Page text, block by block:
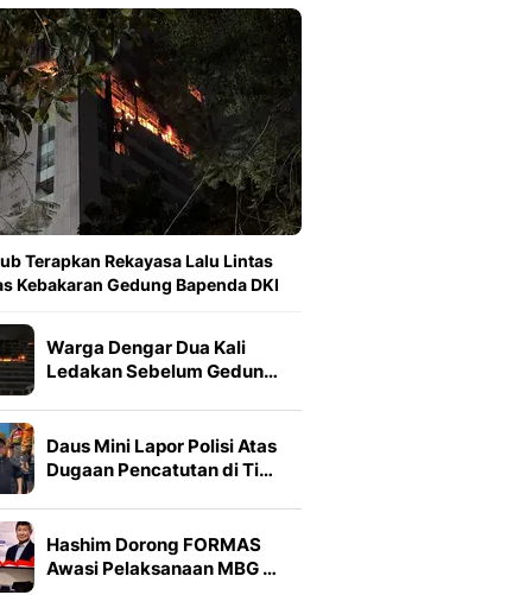
Terapkan Rekayasa Lalu Lintas
Kebakaran Gedung Bapenda DKI
Warga Dengar Dua Kali
Ledakan Sebelum Gedun…
Daus Mini Lapor Polisi Atas
Dugaan Pencatutan di Ti…
Hashim Dorong FORMAS
Awasi Pelaksanaan MBG …